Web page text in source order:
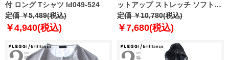
付 ロング Tシャツ ld049-524
定価 ￥5,489(税込)
￥4,940(税込)
ットアップ ストレッチ ソフトボ
ア フルジップ パーカー アスレジ
ャー スポーツウェア lkb-230502
定価 ￥10,780(税込)
￥7,680(税込)